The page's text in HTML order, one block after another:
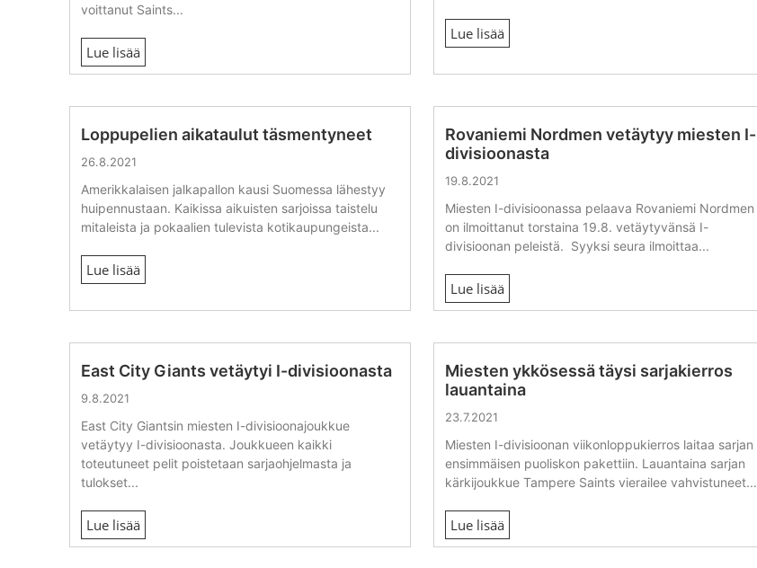
voittanut Saints...
Lue lisää
Lue lisää
Loppupelien aikataulut täsmentyneet
26.8.2021
Amerikkalaisen jalkapallon kausi Suomessa lähestyy
huipennustaan. Kaikissa aikuisten sarjoissa taistelu
mitaleista ja pokaalien tulevista kotikaupungeista...
Lue lisää
Rovaniemi Nordmen vetäytyy miesten I-
divisioonasta
19.8.2021
Miesten I-divisioonassa pelaava Rovaniemi Nordmen
on ilmoittanut torstaina 19.8. vetäytyvänsä I-
divisioonan peleistä. Syyksi seura ilmoittaa...
Lue lisää
East City Giants vetäytyi I-divisioonasta
9.8.2021
East City Giantsin miesten I-divisioonajoukkue
vetäytyy I-divisioonasta. Joukkueen kaikki
toteutuneet pelit poistetaan sarjaohjelmasta ja
tulokset...
Lue lisää
Miesten ykkösessä täysi sarjakierros
lauantaina
23.7.2021
Miesten I-divisioonan viikonloppukierros laitaa sarjan
ensimmäisen puoliskon pakettiin. Lauantaina sarjan
kärkijoukkue Tampere Saints vierailee vahvistuneet...
Lue lisää